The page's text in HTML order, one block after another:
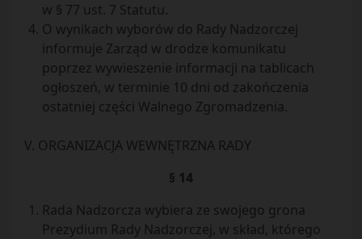
w § 77 ust. 7 Statutu.
O wynikach wyborów do Rady Nadzorczej
informuje Zarząd w drodze komunikatu
poprzez wywieszenie informacji na tablicach
ogłoszeń, w terminie 10 dni od zakończenia
ostatniej części Walnego Zgromadzenia.
V. ORGANIZACJA WEWNĘTRZNA RADY
§ 14
Rada Nadzorcza wybiera ze swojego grona
Prezydium Rady Nadzorczej, w skład, którego